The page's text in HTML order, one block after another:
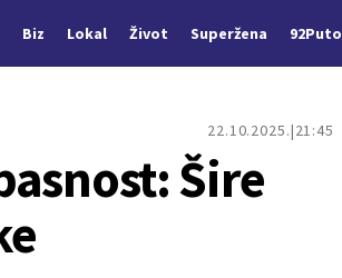
Biz Lokal Život Superžena
22.10.2025. 21:45
Šire